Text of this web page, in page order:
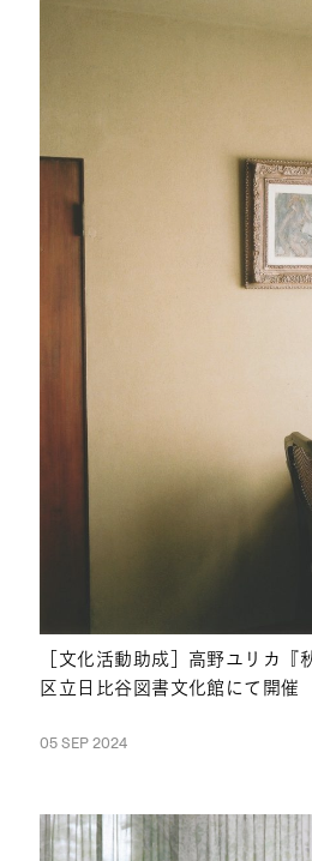
［文化活動助成］高野ユリカ『
区立日比谷図書文化館にて開催
05 SEP 2024